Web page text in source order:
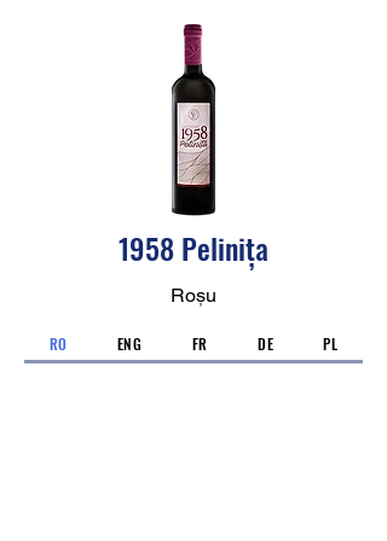
1958 Pelinița
Roșu
RO ENG FR DE PL